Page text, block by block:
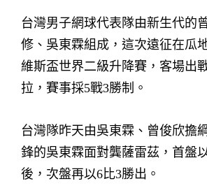
台灣男子網球代表隊由新生代的
修、吳東霖組成，這次遠征在瓜
維斯盃世界二級升降賽，客場出
拉，賽事採5戰3勝制。
台灣隊昨天由吳東霖、曾俊欣擔
鋒的吳東霖面對龔薩雷茲，首盤
後，次盤再以6比3勝出。